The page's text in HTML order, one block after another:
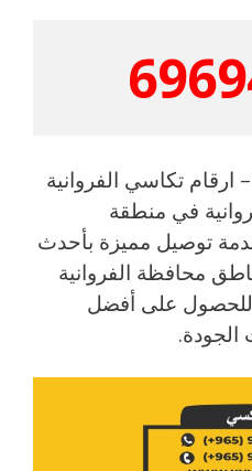
ارقام تكاسي الفروانية
في منطقة
توصيل مميزة بأحدث
محافظة الفروانية
على أفضل